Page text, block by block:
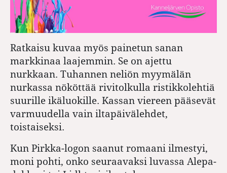
Ratkaisu kuvaa myös painetun sanan
markkinaa laajemmin. Se on ajettu
nurkkaan. Tuhannen neliön myymälän
nurkassa nököttää rivitolkulla ristikkolehtiä
suurille ikäluokille. Kassan viereen pääsevät
varmuudella vain iltapäivälehdet,
toistaiseksi.
Kun Pirkka-logon saanut romaani ilmestyi,
moni pohti, onko seuraavaksi luvassa Alepa-